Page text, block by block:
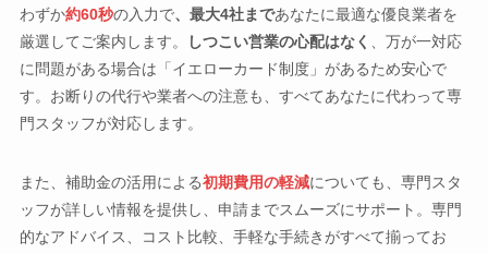
わずか約60秒の入力で、最大4社まであなたに最適な優良業者を
厳選してご案内します。
しつこい営業の心配はなく 、万が一対応
に問題がある場合は「イエローカード制度」があるため安心で
す。お断りの代行や業者への注意も、すべてあなたに代わって専
門スタッフが対応します。
また、補助金の活用による初期費用の軽減についても、専門スタ
ッフが詳しい情報を提供し、申請までスムーズにサポート。専門
的なアドバイス、コスト比較、手軽な手続きがすべて揃ってお